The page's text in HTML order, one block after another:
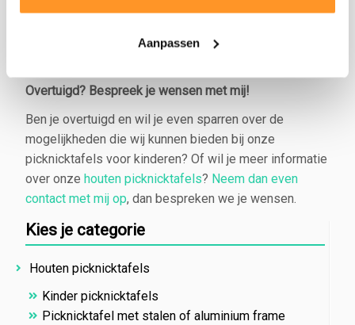
Aanpassen
Hollands vakwerk. Kies voor een duurzame oplossing
Overtuigd? Bespreek je wensen met mij!
Ben je overtuigd en wil je even sparren over de
mogelijkheden die wij kunnen bieden bij onze
picknicktafels voor kinderen? Of wil je meer informatie
over onze houten picknicktafels? Neem dan even
contact met mij op, dan bespreken we je wensen.
Kies je categorie
Houten picknicktafels
Kinder picknicktafels
Picknicktafel met stalen of aluminium frame